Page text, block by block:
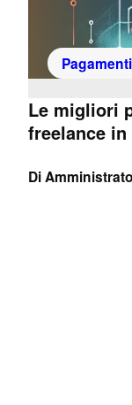
Le migliori
freelance
Di